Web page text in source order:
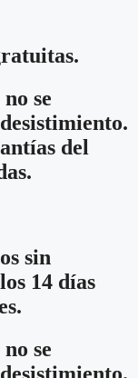
se
del
sin
14 días
se